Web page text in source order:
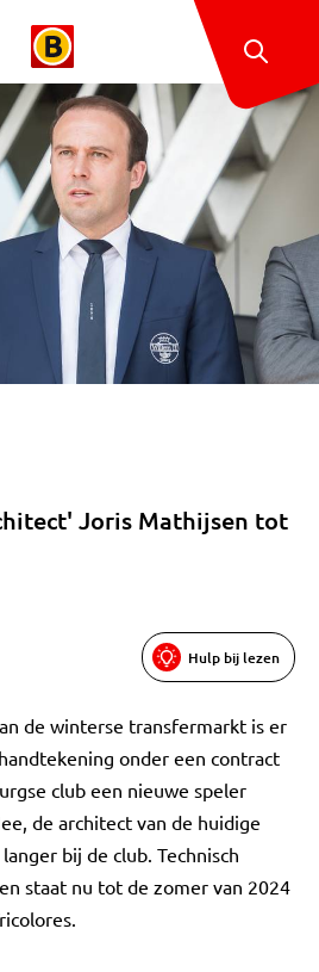
Joris Mathijsen tot
Hulp bij lezen
de winterse transfermarkt is er
onder een contract
club een nieuwe speler
de architect van de huidige
bij de club. Technisch
staat nu tot de zomer van 2024